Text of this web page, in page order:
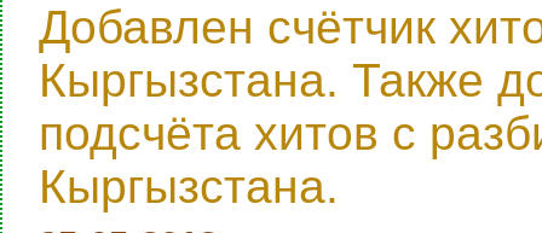
Добавлен счётчик
Кыргызстана. Также
подсчёта хитов с
Кыргызстана.